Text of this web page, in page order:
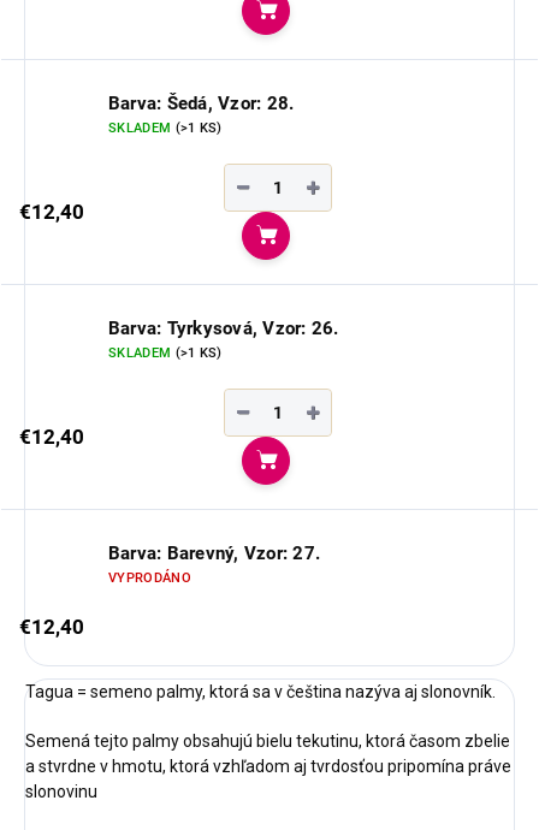
Do košíka
Barva: Šedá, Vzor: 28.
SKLADEM (>1 KS)
€12,40
+
−
Do košíka
Barva: Tyrkysová, Vzor: 26.
SKLADEM (>1 KS)
€12,40
+
−
Do košíka
Barva: Barevný, Vzor: 27.
VYPRODÁNO
€12,40
Tagua = semeno palmy, ktorá sa v čeština nazýva aj slonovník.
Semená tejto palmy obsahujú bielu tekutinu, ktorá časom zbelie
a stvrdne v hmotu, ktorá vzhľadom aj tvrdosťou pripomína práve
slonovinu